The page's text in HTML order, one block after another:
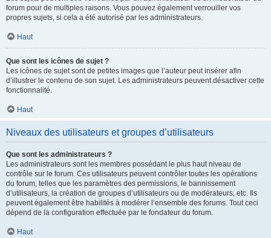
forum pour de multiples raisons. Vous pouvez également verrouiller vos
propres sujets, si cela a été autorisé par les administrateurs.
Haut
Que sont les icônes de sujet ?
Les icônes de sujet sont de petites images que l’auteur peut insérer afin
d’illustrer le contenu de son sujet. Les administrateurs peuvent désactiver cette
fonctionnalité.
Haut
Niveaux des utilisateurs et groupes d’utilisateurs
Que sont les administrateurs ?
Les administrateurs sont les membres possédant le plus haut niveau de
contrôle sur le forum. Ces utilisateurs peuvent contrôler toutes les opérations
du forum, telles que les paramètres des permissions, le bannissement
d’utilisateurs, la création de groupes d’utilisateurs ou de modérateurs, etc. Ils
peuvent également être habilités à modérer l’ensemble des forums. Tout ceci
dépend de la configuration effectuée par le fondateur du forum.
Haut